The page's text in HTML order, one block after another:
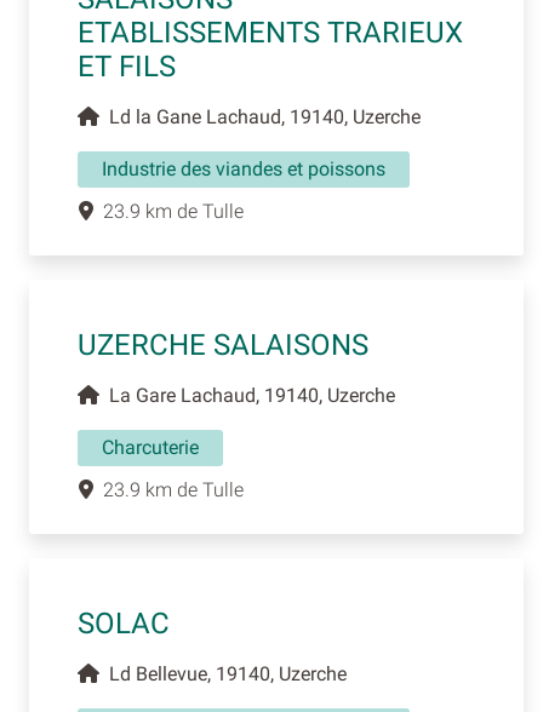
ETABLISSEMENTS TRARIEUX
ET FILS
Ld la Gane Lachaud, 19140, Uzerche
Industrie des viandes et poissons
23.9 km de Tulle
UZERCHE SALAISONS
La Gare Lachaud, 19140, Uzerche
Charcuterie
23.9 km de Tulle
SOLAC
Ld Bellevue, 19140, Uzerche